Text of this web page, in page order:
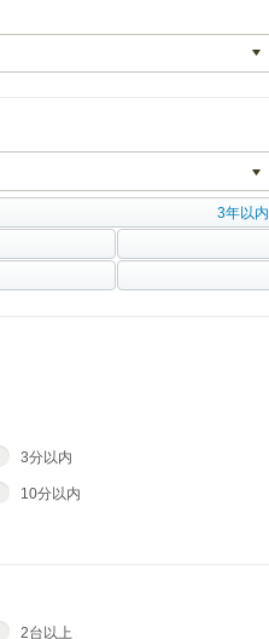
3年以内
3分以内
10分以内
2台以上